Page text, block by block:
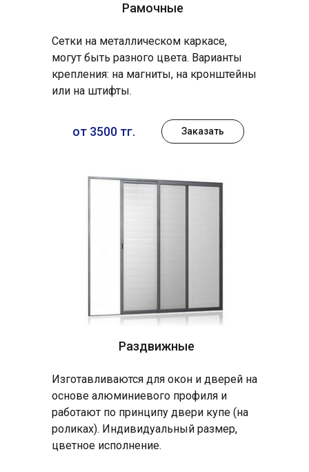
Рамочные
Раздвижные
Сетки на металлическом каркасе,
могут быть разного цвета. Варианты
крепления: на магниты, на кронштейны
или на штифты.
Изготавливаются для окон и дверей на
основе алюминиевого профиля и
работают по принципу двери купе (на
роликах). Индивидуальный размер,
цветное исполнение.
от 3500 тг. Заказать